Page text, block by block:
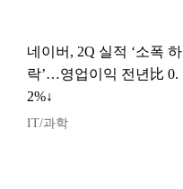
네이버, 2Q 실적 ‘소폭 하
락’…영업이익 전년比 0.
2%↓
IT/과학